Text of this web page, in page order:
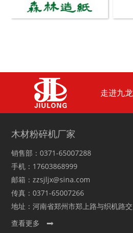
陈腐垃圾处理设备...
秸秆沼气处理设备...
走进九龙
木材粉碎机厂家
销售部：0371-65007288
手机：17603868999
邮箱：zzsjljx@sina.com
传真：0371-65007266
地址：河南省郑州市郑上路与织机路
查看更多